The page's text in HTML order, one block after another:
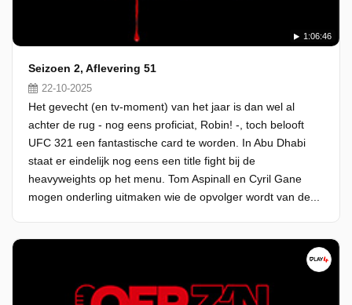
1:06:46
Seizoen 2, Aflevering 51
22-10-2025
Het gevecht (en tv-moment) van het jaar is dan wel al
achter de rug - nog eens proficiat, Robin! -, toch belooft
UFC 321 een fantastische card te worden. In Abu Dhabi
staat er eindelijk nog eens een title fight bij de
heavyweights op het menu. Tom Aspinall en Cyril Gane
mogen onderling uitmaken wie de opvolger wordt van de...